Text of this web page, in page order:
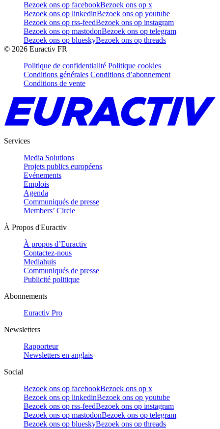
Bezoek ons op facebookBezoek ons op x
Bezoek ons op linkedinBezoek ons op youtube
Bezoek ons op rss-feedBezoek ons op instagram
Bezoek ons op mastodonBezoek ons op telegram
Bezoek ons op blueskyBezoek ons op threads
© 2026 Euractiv FR
Politique de confidentialité Politique cookies
Conditions générales Conditions d’abonnement
Conditions de vente
Services
Media Solutions
Projets publics européens
Evénements
Emplois
Agenda
Communiqués de presse
Members’ Circle
À Propos d'Euractiv
À propos d’Euractiv
Contactez-nous
Mediahuis
Communiqués de presse
Publicité politique
Abonnements
Euractiv Pro
Newsletters
Rapporteur
Newsletters en anglais
Social
Bezoek ons op facebookBezoek ons op x
Bezoek ons op linkedinBezoek ons op youtube
Bezoek ons op rss-feedBezoek ons op instagram
Bezoek ons op mastodonBezoek ons op telegram
Bezoek ons op blueskyBezoek ons op threads